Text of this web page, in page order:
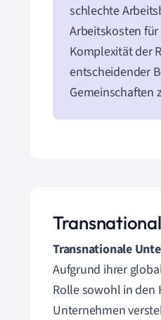
schlechte
Arbeitskosten
Komplexität der
entscheidender
Gemeinschaften
Transnationale
Aufgrund ihrer
Rolle sowohl in den
Unternehmen